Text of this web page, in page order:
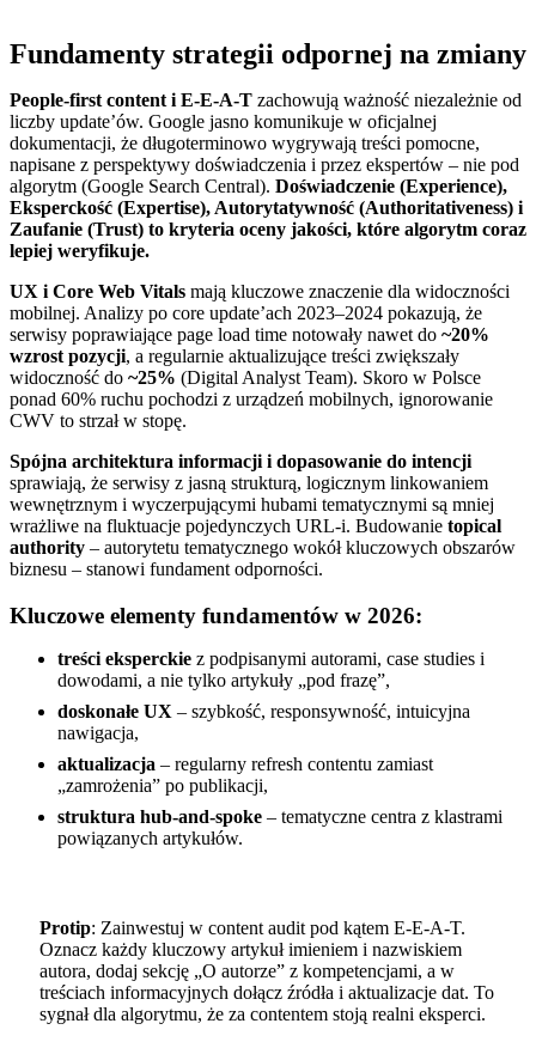
Fundamenty strategii odpornej na zmiany
People-first content i E‑E‑A‑T zachowują ważność niezależnie od
liczby update’ów. Google jasno komunikuje w oficjalnej
dokumentacji, że długoterminowo wygrywają treści pomocne,
napisane z perspektywy doświadczenia i przez ekspertów – nie pod
algorytm (Google Search Central). Doświadczenie (Experience),
Eksperckość (Expertise), Autorytatywność (Authoritativeness) i
Zaufanie (Trust) to kryteria oceny jakości, które algorytm coraz
lepiej weryfikuje.
UX i Core Web Vitals mają kluczowe znaczenie dla widoczności
mobilnej. Analizy po core update’ach 2023–2024 pokazują, że
serwisy poprawiające page load time notowały nawet do ~20%
wzrost pozycji, a regularnie aktualizujące treści zwiększały
widoczność do ~25% (Digital Analyst Team). Skoro w Polsce
ponad 60% ruchu pochodzi z urządzeń mobilnych, ignorowanie
CWV to strzał w stopę.
Spójna architektura informacji i dopasowanie do intencji
sprawiają, że serwisy z jasną strukturą, logicznym linkowaniem
wewnętrznym i wyczerpującymi hubami tematycznymi są mniej
wrażliwe na fluktuacje pojedynczych URL-i. Budowanie topical
authority – autorytetu tematycznego wokół kluczowych obszarów
biznesu – stanowi fundament odporności.
Kluczowe elementy fundamentów w 2026:
treści eksperckie z podpisanymi autorami, case studies i
dowodami, a nie tylko artykuły „pod frazę”,
doskonałe UX – szybkość, responsywność, intuicyjna
nawigacja,
aktualizacja – regularny refresh contentu zamiast
„zamrożenia” po publikacji,
struktura hub-and-spoke – tematyczne centra z klastrami
powiązanych artykułów.
Protip: Zainwestuj w content audit pod kątem E‑E‑A‑T.
Oznacz każdy kluczowy artykuł imieniem i nazwiskiem
autora, dodaj sekcję „O autorze” z kompetencjami, a w
treściach informacyjnych dołącz źródła i aktualizacje dat. To
sygnał dla algorytmu, że za contentem stoją realni eksperci.